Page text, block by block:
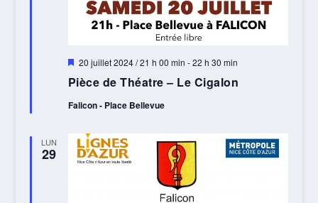
Pièce de Théatre – Le Cigalon
Mis
avant
20 juillet 2024 / 21 h 00 min -22 h 30 min
Falicon - Place Bellevue
LUN
29